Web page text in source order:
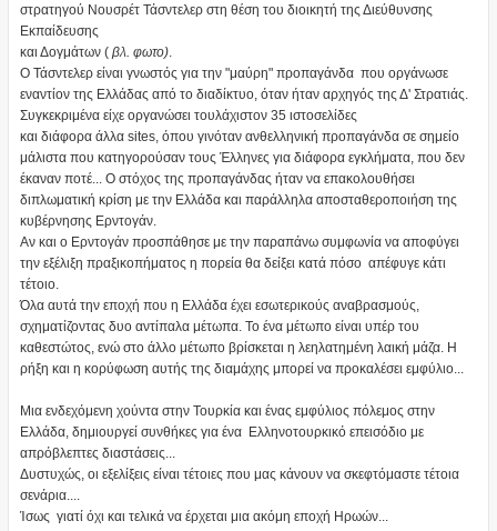
στρατηγού Νουσρέτ Τάσντελερ στη θέση του διοικητή της Διεύθυνσης
Εκπαίδευσης
και Δογμάτων ( βλ. φωτο).
Ο Τάσντελερ είναι γνωστός για την "μαύρη" προπαγάνδα που οργάνωσε
εναντίον της Ελλάδας από το διαδίκτυο, όταν ήταν αρχηγός της Δ' Στρατιάς.
Συγκεκριμένα είχε οργανώσει τουλάχιστον 35 ιστοσελίδες
και διάφορα άλλα sites, όπου γινόταν ανθελληνική προπαγάνδα σε σημείο
μάλιστα που κατηγορούσαν τους Έλληνες για διάφορα εγκλήματα, που δεν
έκαναν ποτέ... Ο στόχος της προπαγάνδας ήταν να επακολουθήσει
διπλωματική κρίση με την Ελλάδα και παράλληλα αποσταθεροποιήση της
κυβέρνησης Ερντογάν.
Αν και ο Ερντογάν προσπάθησε με την παραπάνω συμφωνία να αποφύγει
την εξέλιξη πραξικοπήματος η πορεία θα δείξει κατά πόσο απέφυγε κάτι
τέτοιο.
Όλα αυτά την εποχή που η Ελλάδα έχει εσωτερικούς αναβρασμούς,
σχηματίζοντας δυο αντίπαλα μέτωπα. Το ένα μέτωπο είναι υπέρ του
καθεστώτος, ενώ στο άλλο μέτωπο βρίσκεται η λεηλατημένη λαική μάζα. Η
ρήξη και η κορύφωση αυτής της διαμάχης μπορεί να προκαλέσει εμφύλιο...
Μια ενδεχόμενη χούντα στην Τουρκία και ένας εμφύλιος πόλεμος στην
Ελλάδα, δημιουργεί συνθήκες για ένα Ελληνοτουρκικό επεισόδιο με
απρόβλεπτες διαστάσεις...
Δυστυχώς, οι εξελίξεις είναι τέτοιες που μας κάνουν να σκεφτόμαστε τέτοια
σενάρια....
Ίσως γιατί όχι και τελικά να έρχεται μια ακόμη εποχή Ηρωών...